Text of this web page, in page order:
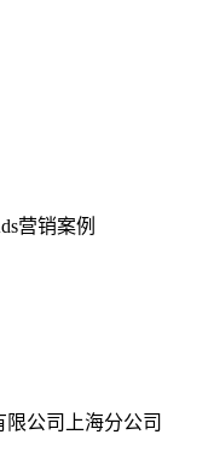
营销案例
公司上海分公司